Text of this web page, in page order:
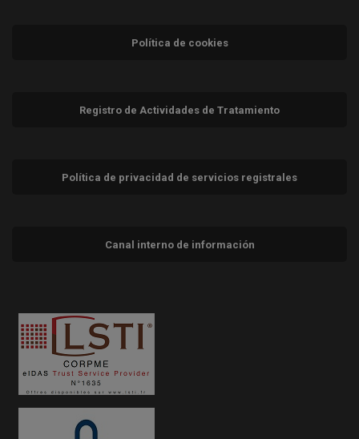
Política de cookies
Registro de Actividades de Tratamiento
Política de privacidad de servicios registrales
Canal interno de información